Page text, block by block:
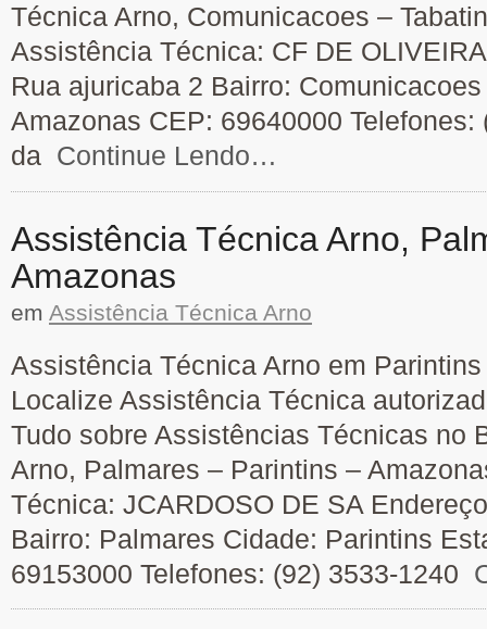
Técnica Arno, Comunicacoes –
Assistência Técnica: CF DE
Rua ajuricaba 2 Bairro:
Amazonas CEP: 69640000 Telefones:
da Continue Lendo…
Assistência Técnica Arno,
Amazonas
em Assistência Técnica Arno
Assistência Técnica Arno em
Localize Assistência Técnica
Tudo sobre Assistências Técnicas no
Arno, Palmares – Parintins –
Técnica: JCARDOSO DE SA
Bairro: Palmares Cidade: Parintins
69153000 Telefones: (92) 3533-1240